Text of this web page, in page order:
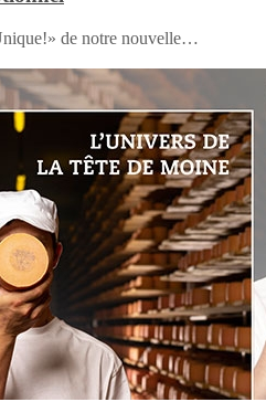
de notre nouvelle…